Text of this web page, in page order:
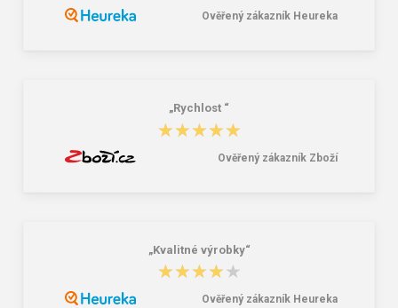
4,10 Kč 90,00 Kč 459,00 Kč
Ověřený zákazník Heureka
„Rychlost “
★★★★★
★★★★★
Ověřený zákazník Zboží
„Kvalitné výrobky“
★★★★★
★★★★★
Ověřený zákazník Heureka